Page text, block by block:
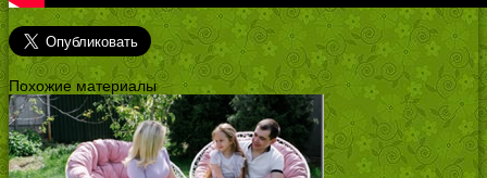
Похожие материалы